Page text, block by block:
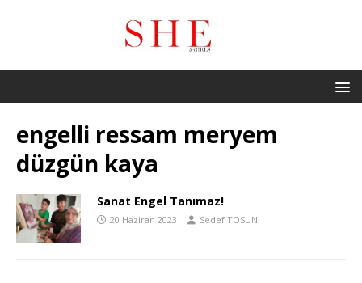
engelli ressam meryem
düzgün kaya
Sanat Engel Tanımaz!
20 Haziran 2023 Sedef TOSUN